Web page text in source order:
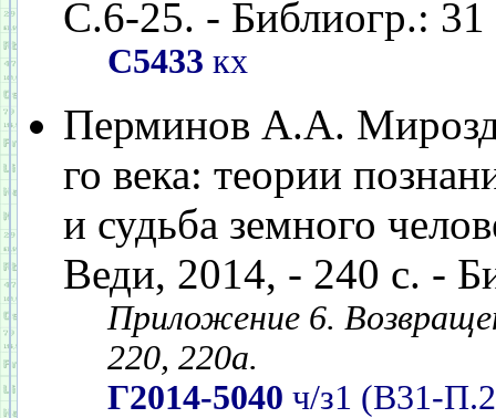
С.6-25. - Библиогр.: 31
С5433 кх
Перминов А.А.
го века: теории
и судьба земного
Веди, 2014, - 240 с. -
Приложение 6.
220, 220а.
Г2014-5040 ч/з1 (В31-